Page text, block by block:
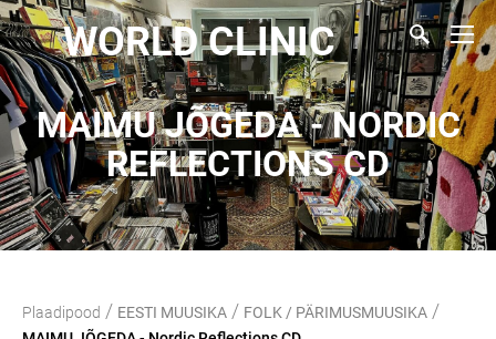
WORLD CLINIC
MAIMU JÕGEDA - NORDIC
REFLECTIONS CD
Plaadipood / EESTI MUUSIKA / FOLK / PÄRIMUSMUUSIKA /